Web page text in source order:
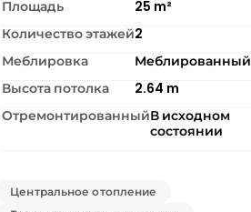
Площадь 25 m²
Количество этажей2
Меблировка
Меблированный
Высота потолка 2.64 m
ОтремонтированныйВ исходном
состоянии
Центральное отопление